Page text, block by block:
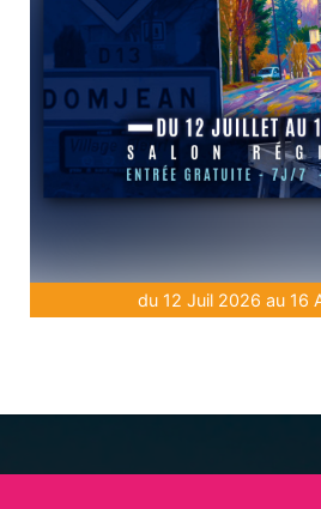
du 12 Juil 2026 au 16